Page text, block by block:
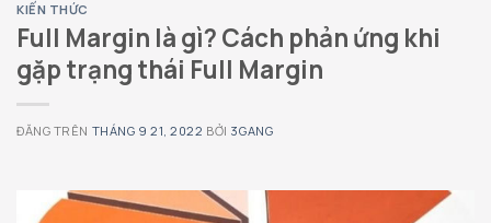
KIẾN THỨC
Full Margin là gì? Cách phản ứng khi
gặp trạng thái Full Margin
ĐĂNG TRÊN THÁNG 9 21, 2022 BỞI 3GANG